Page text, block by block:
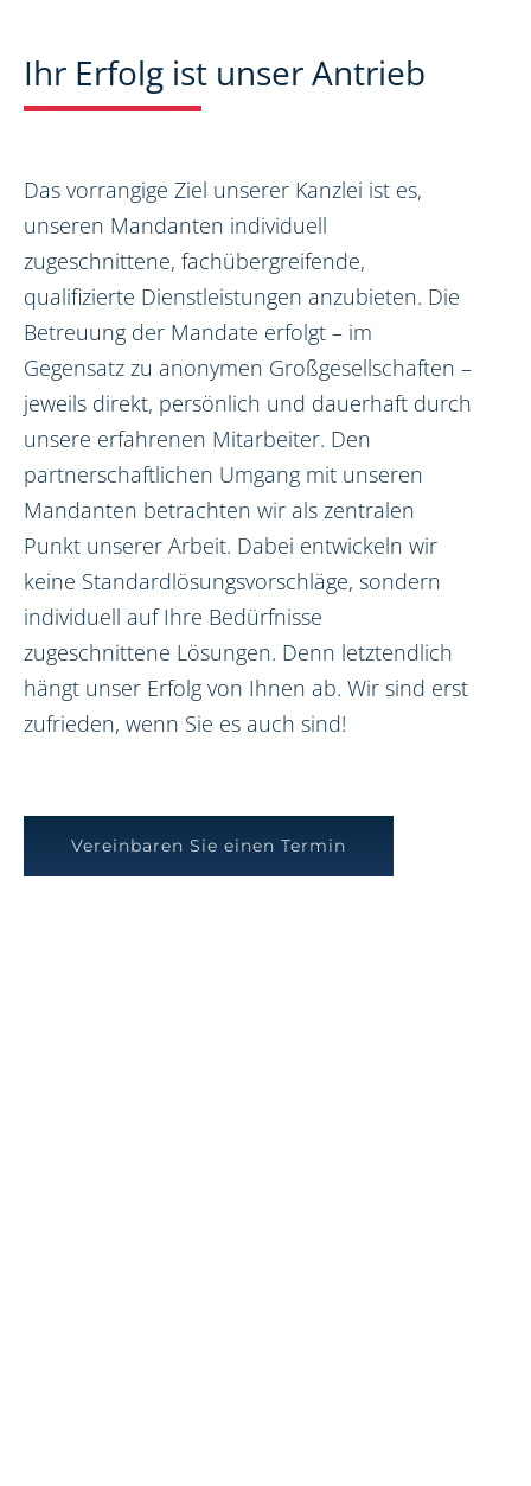
Ihr Erfolg ist unser Antrieb
Das vorrangige Ziel unserer Kanzlei ist es,
unseren Mandanten individuell
zugeschnittene, fachübergreifende,
qualifizierte Dienstleistungen anzubieten. Die
Betreuung der Mandate erfolgt – im
Gegensatz zu anonymen Großgesellschaften –
jeweils direkt, persönlich und dauerhaft durch
unsere erfahrenen Mitarbeiter. Den
partnerschaftlichen Umgang mit unseren
Mandanten betrachten wir als zentralen
Punkt unserer Arbeit. Dabei entwickeln wir
keine Standardlösungsvorschläge, sondern
individuell auf Ihre Bedürfnisse
zugeschnittene Lösungen. Denn letztendlich
hängt unser Erfolg von Ihnen ab. Wir sind erst
zufrieden, wenn Sie es auch sind!
Vereinbaren Sie einen Termin